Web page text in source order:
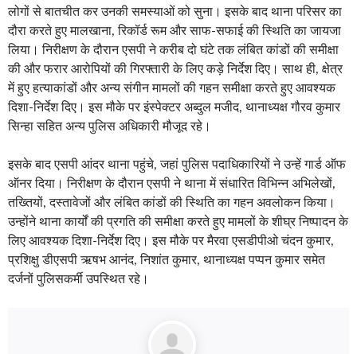
लोगों से बातचीत कर उनकी समस्याओं को सुना। इसके बाद थाना परिसर का
दौरा करते हुए मालखाना, रिकॉर्ड रूम और साफ-सफाई की स्थिति का जायजा
लिया। निरीक्षण के दौरान एसपी ने करीब दो घंटे तक लंबित कांडों की समीक्षा
की और फरार आरोपियों की गिरफ्तारी के लिए कड़े निर्देश दिए। साथ ही, क्षेत्र
में हुए हत्याकांडों और अन्य संगीन मामलों की गहन समीक्षा करते हुए आवश्यक
दिशा-निर्देश दिए। इस मौके पर इंस्पेक्टर अब्दुल मजीद, थानाध्यक्ष गौरव कुमार
सिन्हा सहित अन्य पुलिस अधिकारी मौजूद रहे।
इसके बाद एसपी आंदर थाना पहुंचे, जहां पुलिस पदाधिकारियों ने उन्हें गार्ड ऑफ
ऑनर दिया। निरीक्षण के दौरान एसपी ने थाना में संधारित विभिन्न अभिलेखों,
तख्तियों, दस्तावेजों और लंबित कांडों की स्थिति का गहन अवलोकन किया।
उन्होंने थाना कार्यों की प्रगति की समीक्षा करते हुए मामलों के शीघ्र निष्पादन के
लिए आवश्यक दिशा-निर्देश दिए। इस मौके पर मैरवा एसडीपीओ चंदन कुमार,
प्रशिक्षु डीएसपी ऋषभ आनंद, निशांत कुमार, थानाध्यक्ष पप्पन कुमार समेत
दर्जनों पुलिसकर्मी उपस्थित रहे।